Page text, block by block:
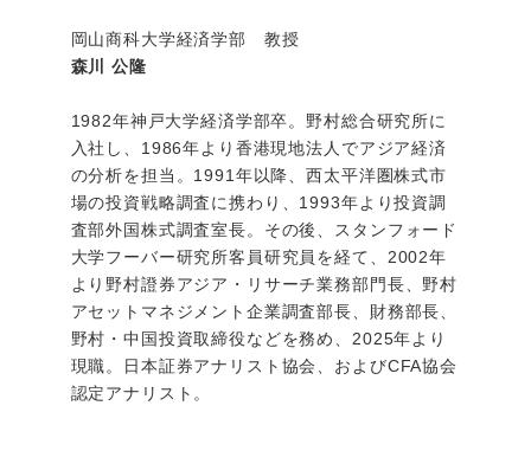
岡山商科大学経済学部 教授
森川 公隆
1982年神戸大学経済学部卒。野村総合研究所に
入社し、1986年より香港現地法人でアジア経済
の分析を担当。1991年以降、西太平洋圏株式市
場の投資戦略調査に携わり、1993年より投資調
査部外国株式調査室長。その後、スタンフォード
大学フーバー研究所客員研究員を経て、2002年
より野村證券アジア・リサーチ業務部門長、野村
アセットマネジメント企業調査部長、財務部長、
野村・中国投資取締役などを務め、2025年より
現職。日本証券アナリスト協会、およびCFA協会
認定アナリスト。